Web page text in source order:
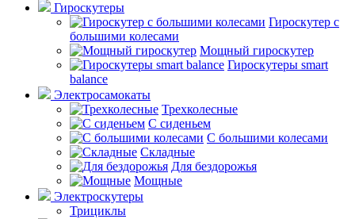
Гироскутеры
Гироскутер с
большими колесами
Мощный гироскутер
Гироскутеры smart
balance
Электросамокаты
Трехколесные
С сиденьем
С большими колесами
Складные
Для бездорожья
Мощные
Электроскутеры
Трициклы